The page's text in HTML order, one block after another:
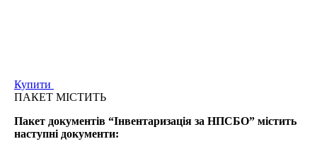
Купити
ПАКЕТ МІСТИТЬ
Пакет документів “Інвентаризація за НПСБО” містить
наступні документи: